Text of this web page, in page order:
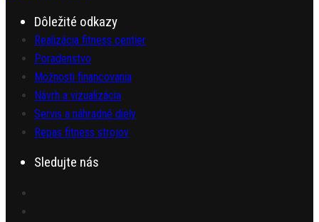
Dôležité odkazy
Realizácia fitness centier
Poradenstvo
Možnosti financovania
Návrh a vizualizácia
Servis a náhradné diely
Repas fitness strojov
Sledujte nás